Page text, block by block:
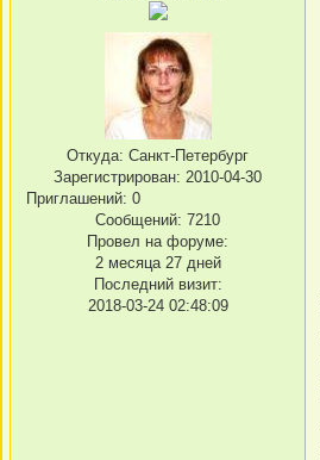
Откуда: Санкт-Петербург
Зарегистрирован: 2010-04-30
Приглашений: 0
Сообщений: 7210
Провел на форуме:
2 месяца 27 дней
Последний визит:
2018-03-24 02:48:09